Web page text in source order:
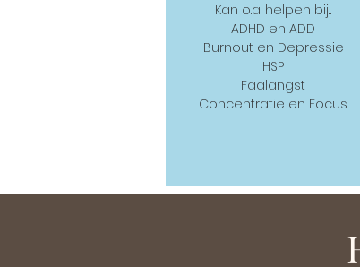
Kan o.a. helpen bij...
ADHD en ADD
Burnout en Depressie
HSP
Faalangst
Concentratie en Focus